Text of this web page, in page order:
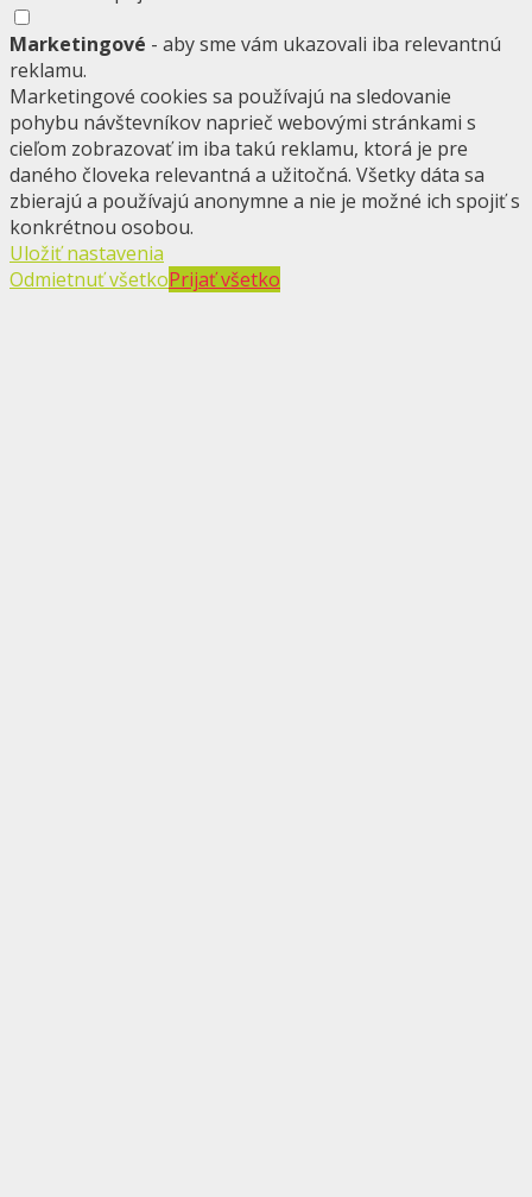
Marketingové - aby sme vám ukazovali iba relevantnú
reklamu.
Marketingové cookies sa používajú na sledovanie
pohybu návštevníkov naprieč webovými stránkami s
cieľom zobrazovať im iba takú reklamu, ktorá je pre
daného človeka relevantná a užitočná. Všetky dáta sa
zbierajú a používajú anonymne a nie je možné ich spojiť s
konkrétnou osobou.
Uložiť nastavenia
Odmietnuť všetkoPrijať všetko